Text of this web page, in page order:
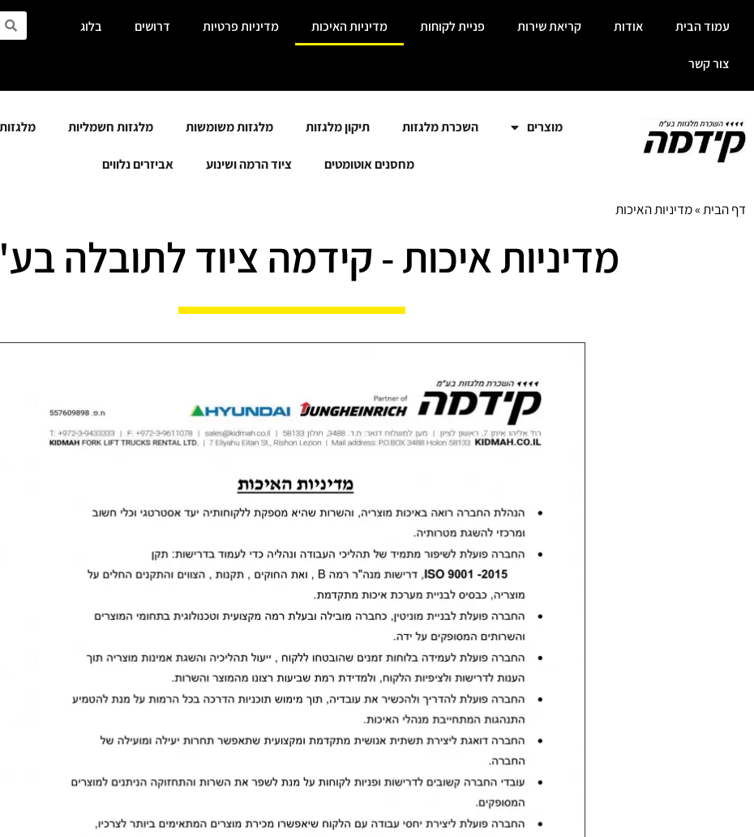
עמוד הבית אודות קריאת שירות פניית לקוחות מדיניות האיכות מדיניות פרטיות דרושים בלוג
צור קשר
מוצרים השכרת מלגזות תיקון מלגזות מלגזות משומשות מלגזות חשמליות
מחסנים אוטומטים ציוד הרמה ושינוע אביזרים נלווים
דף הבית»מדיניות האיכות
מדיניות איכות - קידמה ציוד לתובלה